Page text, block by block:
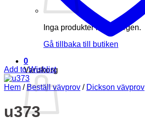
Inga produkter i varukorgen.
Gå tillbaka till butiken
0
Varukorg
Add to Wishlist
Hem / Beställ vävprov / Dickson vävprov
u373